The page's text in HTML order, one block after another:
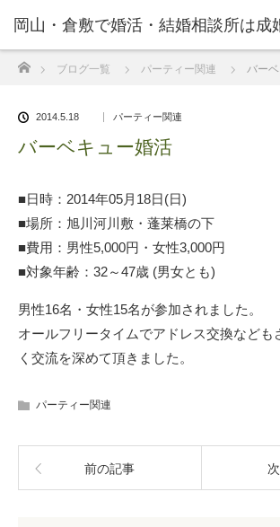
岡山・倉敷で婚活・結婚相談所は成
の豊富なNPO法人・和(なごみ)へ。
ブログ一覧 パーティー関連 バー
2014.5.18 パーティー関連
バーベキュー婚活
■日時：2014年05月18日(日)
■場所：旭川河川敷・蓬莱橋の下
■費用：男性5,000円・女性3,000円
■対象年齢：32～47歳 (男女とも)
男性16名・女性15名が参加されました。
オールフリータイムでアドレス交換なども
く交流を深めて頂きました。
パーティー関連
前の記事